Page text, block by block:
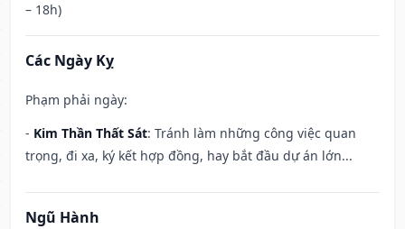
– 18h)
Các Ngày Kỵ
Phạm phải ngày:
- Kim Thần Thất Sát: Tránh làm những công việc quan
trọng, đi xa, ký kết hợp đồng, hay bắt đầu dự án lớn...
Ngũ Hành